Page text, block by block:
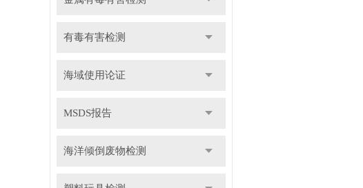
有毒有害检测
海域使用论证
MSDS报告
海洋倾倒废物检测